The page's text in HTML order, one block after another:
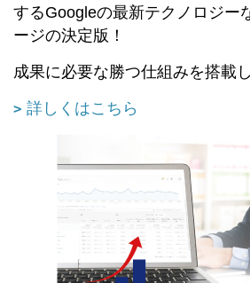
するGoogleの最新テクノロジー
ージの決定版！
成果に必要な勝つ仕組みを搭載
詳しくはこちら